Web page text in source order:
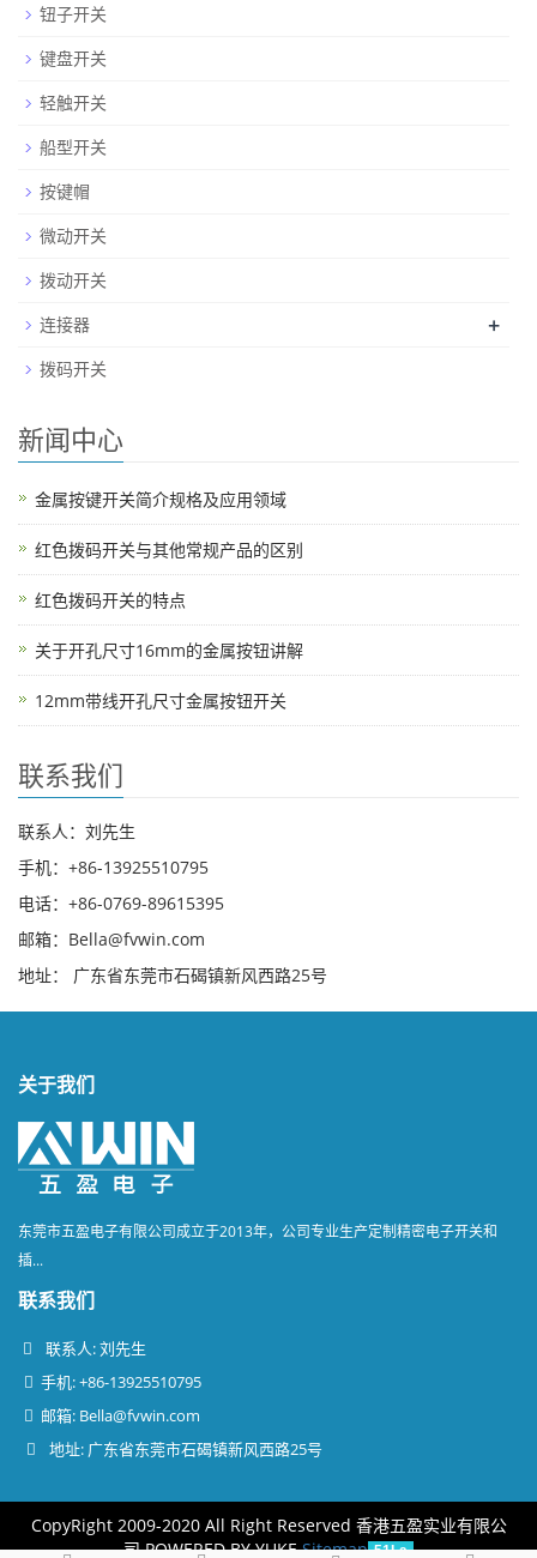
钮子开关
键盘开关
轻触开关
船型开关
按键帽
微动开关
拨动开关
连接器
+
拨码开关
新闻中心
金属按键开关简介规格及应用领域
红色拨码开关与其他常规产品的区别
红色拨码开关的特点
关于开孔尺寸16mm的金属按钮讲解
12mm带线开孔尺寸金属按钮开关
联系我们
联系人：刘先生
手机：+86-13925510795
电话：+86-0769-89615395
邮箱：Bella@fvwin.com
地址： 广东省东莞市石碣镇新风西路25号
关于我们
东莞市五盈电子有限公司成立于2013年，公司专业生产定制精密电子开关和
插...
联系我们
联系人: 刘先生
手机: +86-13925510795
邮箱: Bella@fvwin.com
地址: 广东省东莞市石碣镇新风西路25号
CopyRight 2009-2020 All Right Reserved 香港五盈实业有限公
司POWERED BY YUKESitemap 51La